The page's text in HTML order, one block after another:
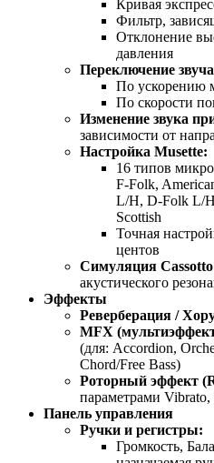
Кривая
Фильтр,
Отклонение
давления
Переключение
По ускорению
По скорости
Изменение звука
зависимости от
Настройка Musette:
16 типов
F-Folk,
L/H, D-Folk L/
Scottish
Точная
центов
Симуляция
акустического
Эффекты
Реверберация /
MFX
(для: Accordion,
Chord/Free Bass)
Роторный эффект
параметрами
Панель управления
Ручки и регистры:
Громкость,